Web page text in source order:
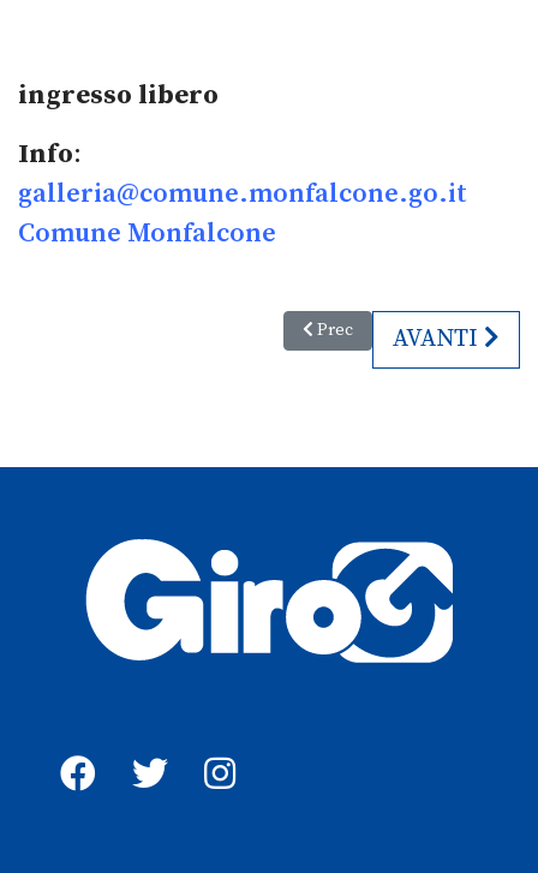
ingresso libero
Info:
galleria@comune.monfalcone.go.it
Comune Monfalcone
Articolo precedente: Adunata
Prec ARTICOLO
AVANTI